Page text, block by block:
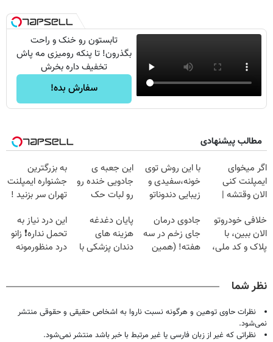
تابستون رو خنک و راحت
بگذرون! تا پنکه رومیزی مه پاش
تخفیف داره بخرش
سفارش بده!
مطالب پیشنهادی
اگر میخوای
ایمپلنت کنی
الان وقتشه |
میلیون تومان!!!
با این روش توی
خونه،سفیدی و
زیبایی دندوناتو
(40%off)
این جعبه ی
جادویی خنده رو
رو لبات حک
خرید40%تخفیف
به بزرگترین
جشنواره ایمپلنت
تهران سر بزنید !
میلیون !
خلافی خودروتو
الان ببین، با
پلاک و کد ملی،
جادوی درمان
جای زخم در سه
هفته! (همین
پایان دغدغه
هزینه های
دندان پزشکی با
این درد نیاز به
تحمل نداره❗ زانو
درد منظورمونه
نظر شما
نظرات حاوی توهین و هرگونه نسبت ناروا به اشخاص حقیقی و حقوقی منتشر
نمی‌شود.
نظراتی که غیر از زبان فارسی یا غیر مرتبط با خبر باشد منتشر نمی‌شود.